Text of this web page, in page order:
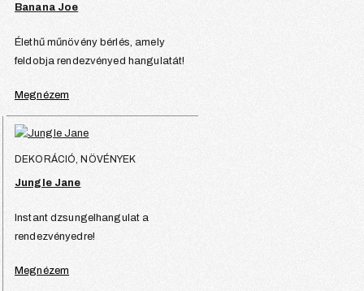
Banana Joe
Élethű műnövény bérlés, amely
feldobja rendezvényed hangulatát!
Megnézem
DEKORÁCIÓ, NÖVÉNYEK
Jungle Jane
Instant dzsungelhangulat a
rendezvényedre!
Megnézem